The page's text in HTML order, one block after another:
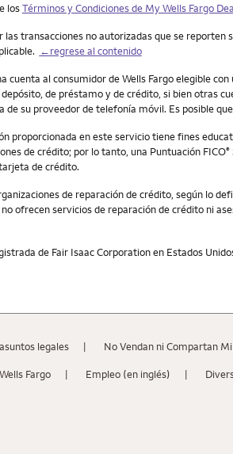
losTérminos y Condiciones de My Wells Fargo
las transacciones no autorizadas que se
←regrese al contenido
cuenta al consumidor de Wells Fargo elegible con
de préstamo y de crédito, si bien otras
de su proveedor de telefonía móvil. Es posible
proporcionada en este servicio tiene fines
de crédito; por lo tanto, una Puntuación FICO®
de crédito.
de reparación de crédito, según lo
no ofrecen servicios de reparación de crédito ni
de Fair Isaac Corporation en Estados
legales No Vendan ni Compartan
Fargo Empleo (en inglés)